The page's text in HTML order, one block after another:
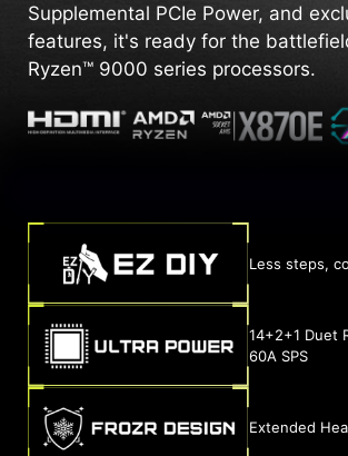
Supplemental PCIe Power, and
features, it's ready for the
Ryzen™ 9000 series processors.
Less steps,
14+2+1 Duet
60A SPS
Extended